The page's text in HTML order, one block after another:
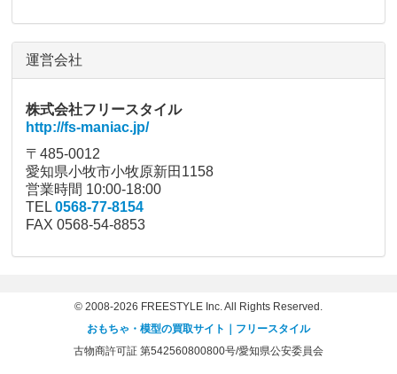
運営会社
株式会社フリースタイル
http://fs-maniac.jp/
〒485-0012
愛知県小牧市小牧原新田1158
営業時間 10:00-18:00
TEL0568-77-8154
FAX 0568-54-8853
© 2008-2026 FREESTYLE Inc. All Rights Reserved.
おもちゃ・模型の買取サイト｜フリースタイル
古物商許可証 第542560800800号/愛知県公安委員会